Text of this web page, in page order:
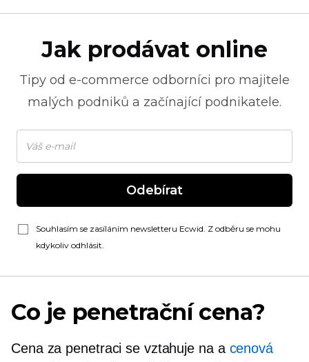
Jak prodávat online
Tipy od e-commerce odborníci pro majitele
malých podniků a začínající podnikatele.
Odebírat
Souhlasím se zasíláním newsletteru Ecwid. Z odběru se mohu
kdykoliv odhlásit.
Co je penetrační cena?
Cena za penetraci se vztahuje na a cenová